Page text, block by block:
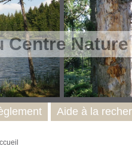
Centre
Aide à la